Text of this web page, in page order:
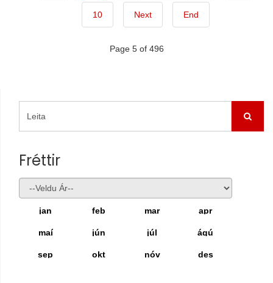
10 Next End
Page 5 of 496
Fréttir
jan feb mar apr
maí jún júl ágú
sep okt nóv des